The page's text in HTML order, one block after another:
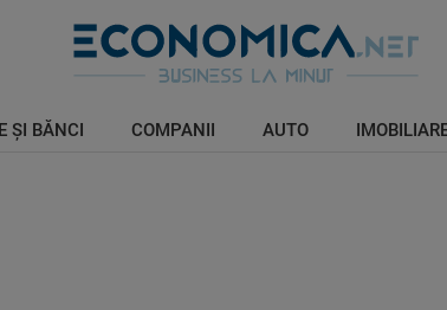
ŞI BĂNCI COMPANII AUTO